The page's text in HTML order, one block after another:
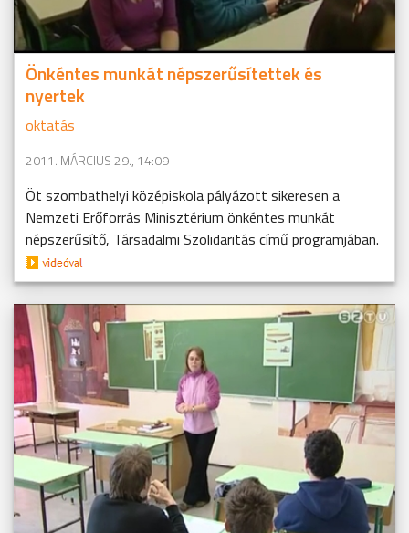
Önkéntes munkát népszerűsítettek és
nyertek
oktatás
2011. MÁRCIUS 29., 14:09
Öt szombathelyi középiskola pályázott sikeresen a
Nemzeti Erőforrás Minisztérium önkéntes munkát
népszerűsítő, Társadalmi Szolidaritás című programjában.